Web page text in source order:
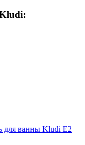
для ванны Kludi E2